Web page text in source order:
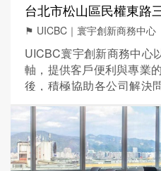
台北市松山區民權東路
⚑ UICBC｜寰宇創新商務中心
UICBC寰宇創新商務中心
軸，提供客戶便利與專業
後，積極協助各公司解決
務實的商務諮詢服務；從
務式辦公室、面談視訊會
薦與對接，皆是團隊專精